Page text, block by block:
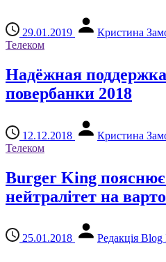
29.01.2019
Кристина
Телеком
Надёжная
повербанки 2018
12.12.2018
Кристина
Телеком
Burger King
нейтралітет на
25.01.2018 Редакція